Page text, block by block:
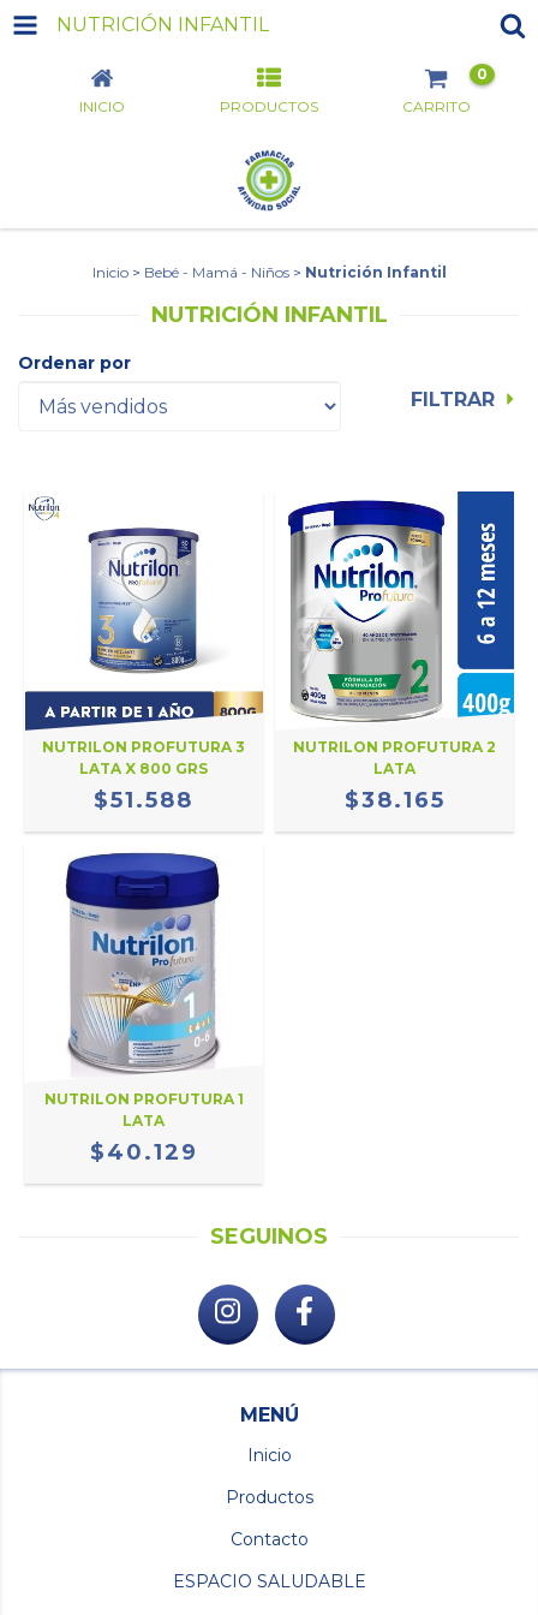
NUTRICIÓN INFANTIL
INICIO PRODUCTOS CARRITO
0
Inicio > Bebé - Mamá - Niños > Nutrición Infantil
NUTRICIÓN INFANTIL
Ordenar por
FILTRAR
NUTRILON PROFUTURA 3
LATA X 800 GRS
$51.588
NUTRILON PROFUTURA 2
LATA
$38.165
NUTRILON PROFUTURA 1
LATA
$40.129
SEGUINOS
MENÚ
Inicio
Productos
Contacto
ESPACIO SALUDABLE